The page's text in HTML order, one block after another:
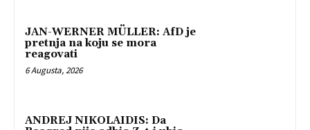
JAN-WERNER MÜLLER: AfD je
pretnja na koju se mora
reagovati
6 Augusta, 2026
ANDREJ NIKOLAIDIS: Da